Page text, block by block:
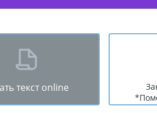
текст online